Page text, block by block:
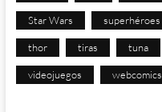
Star Wars superhéroes
thor tiras tuna
videojuegos webcomics